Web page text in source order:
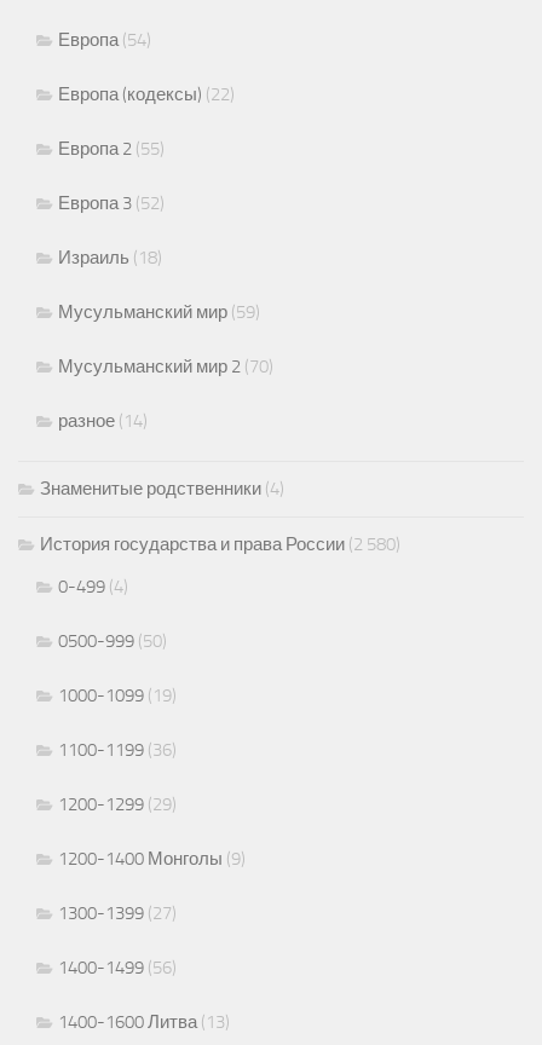
Европа(54)
Европа (кодексы) (22)
Европа 2 (55)
Европа 3 (52)
Израиль (18)
Мусульманский мир (59)
Мусульманский мир 2 (70)
разное (14)
Знаменитые родственники (4)
История государства и права России (2 580)
0-499 (4)
0500-999 (50)
1000-1099 (19)
1100-1199 (36)
1200-1299 (29)
1200-1400 Монголы (9)
1300-1399 (27)
1400-1499 (56)
1400-1600 Литва(13)